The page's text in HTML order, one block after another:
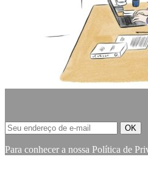
Para conhecer a nossa Política de